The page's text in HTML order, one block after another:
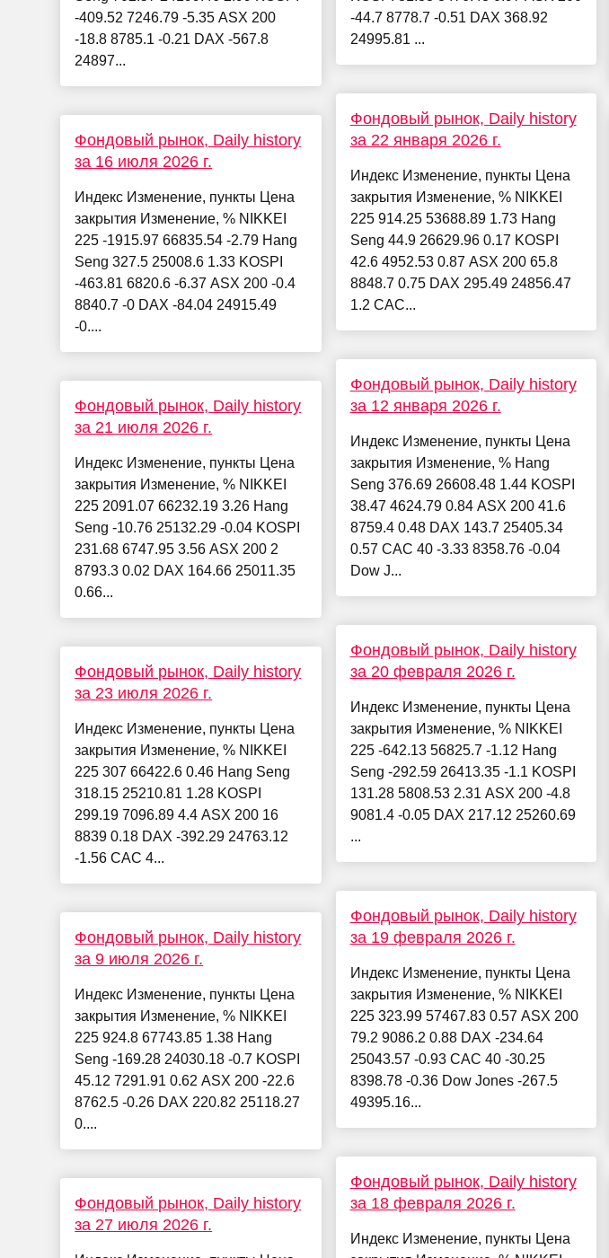
-409.52 7246.79 -5.35 ASX 200
-18.8 8785.1 -0.21 DAX -567.8
24897...
Фондовый рынок, Daily history
за 16 июля 2026 г.
Индекс Изменение, пункты Цена
закрытия Изменение, % NIKKEI
225 -1915.97 66835.54 -2.79 Hang
Seng 327.5 25008.6 1.33 KOSPI
-463.81 6820.6 -6.37 ASX 200 -0.4
8840.7 -0 DAX -84.04 24915.49
-0....
Фондовый рынок, Daily history
за 21 июля 2026 г.
Индекс Изменение, пункты Цена
закрытия Изменение, % NIKKEI
225 2091.07 66232.19 3.26 Hang
Seng -10.76 25132.29 -0.04 KOSPI
231.68 6747.95 3.56 ASX 200 2
8793.3 0.02 DAX 164.66 25011.35
0.66...
Фондовый рынок, Daily history
за 23 июля 2026 г.
Индекс Изменение, пункты Цена
закрытия Изменение, % NIKKEI
225 307 66422.6 0.46 Hang Seng
318.15 25210.81 1.28 KOSPI
299.19 7096.89 4.4 ASX 200 16
8839 0.18 DAX -392.29 24763.12
-1.56 CAC 4...
Фондовый рынок, Daily history
за 9 июля 2026 г.
Индекс Изменение, пункты Цена
закрытия Изменение, % NIKKEI
225 924.8 67743.85 1.38 Hang
Seng -169.28 24030.18 -0.7 KOSPI
45.12 7291.91 0.62 ASX 200 -22.6
8762.5 -0.26 DAX 220.82 25118.27
0....
Фондовый рынок, Daily history
за 27 июля 2026 г.
-44.7 8778.7 -0.51 DAX 368.92
24995.81 ...
Фондовый рынок, Daily history
за 22 января 2026 г.
Индекс Изменение, пункты Цена
закрытия Изменение, % NIKKEI
225 914.25 53688.89 1.73 Hang
Seng 44.9 26629.96 0.17 KOSPI
42.6 4952.53 0.87 ASX 200 65.8
8848.7 0.75 DAX 295.49 24856.47
1.2 CAC...
Фондовый рынок, Daily history
за 12 января 2026 г.
Индекс Изменение, пункты Цена
закрытия Изменение, % Hang
Seng 376.69 26608.48 1.44 KOSPI
38.47 4624.79 0.84 ASX 200 41.6
8759.4 0.48 DAX 143.7 25405.34
0.57 CAC 40 -3.33 8358.76 -0.04
Dow J...
Фондовый рынок, Daily history
за 20 февраля 2026 г.
Индекс Изменение, пункты Цена
закрытия Изменение, % NIKKEI
225 -642.13 56825.7 -1.12 Hang
Seng -292.59 26413.35 -1.1 KOSPI
131.28 5808.53 2.31 ASX 200 -4.8
9081.4 -0.05 DAX 217.12 25260.69
...
Фондовый рынок, Daily history
за 19 февраля 2026 г.
Индекс Изменение, пункты Цена
закрытия Изменение, % NIKKEI
225 323.99 57467.83 0.57 ASX 200
79.2 9086.2 0.88 DAX -234.64
25043.57 -0.93 CAC 40 -30.25
8398.78 -0.36 Dow Jones -267.5
49395.16...
Фондовый рынок, Daily history
за 18 февраля 2026 г.
Индекс Изменение, пункты Цена